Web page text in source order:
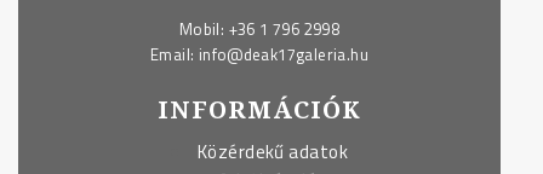
Mobil: +36 1 796 2998
Email: info@deak17galeria.hu
INFORMÁCIÓK
Közérdekű adatok